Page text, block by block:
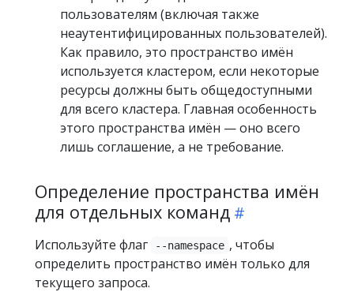
пользователям (включая также
неаутентифицированных пользователей).
Как правило, это пространство имён
используется кластером, если некоторые
ресурсы должны быть общедоступными
для всего кластера. Главная особенность
этого пространства имён — оно всего
лишь соглашение, а не требование.
Определение пространства имён
для отдельных команд
Используйте флаг --namespace , чтобы
определить пространство имён только для
текущего запроса.